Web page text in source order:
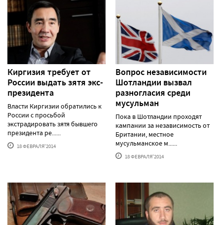
Киргизия требует от
России выдать зятя экс-
президента
Власти Киргизии обратились к
России с просьбой
экстрадировать зятя бывшего
президента ре......
18 ФЕВРАЛЯ'2014
Вопрос независимости
Шотландии вызвал
разногласия среди
мусульман
Пока в Шотландии проходят
кампании за независимость от
Британии, местное
мусульманское м......
18 ФЕВРАЛЯ'2014